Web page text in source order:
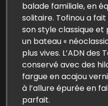
balade familiale, en
solitaire. Tofinou a
son style classique
un bateau «
plus vives. L’ADN des
conservé avec des
fargue en acajou
à l’allure épurée en
parfait.